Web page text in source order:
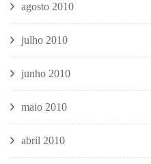
agosto 2010
julho 2010
junho 2010
maio 2010
abril 2010